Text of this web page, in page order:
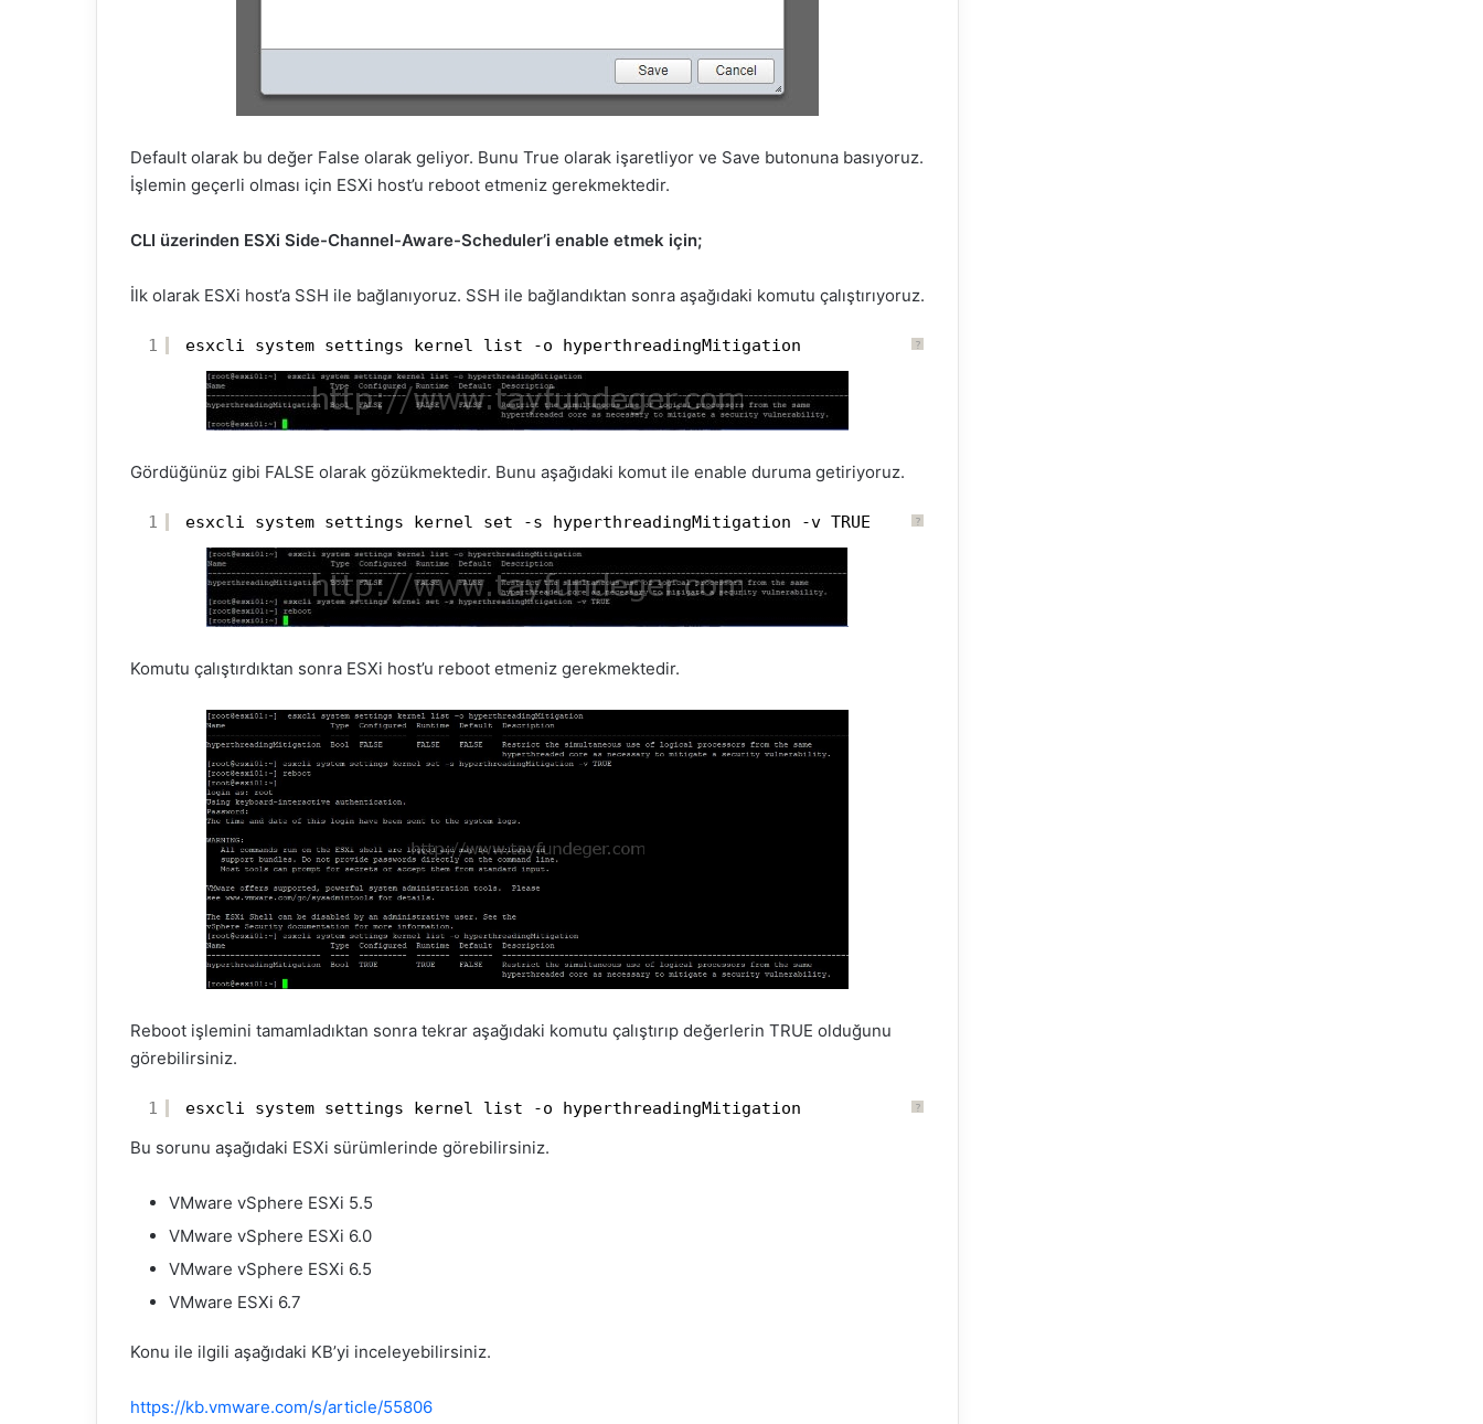
Default olarak bu değer False olarak geliyor. Bunu True olarak işaretliyor ve Save butonuna basıyoruz.
İşlemin geçerli olması için ESXi host’u reboot etmeniz gerekmektedir.
CLI üzerinden ESXi Side-Channel-Aware-Scheduler’i enable etmek için;
İlk olarak ESXi host’a SSH ile bağlanıyoruz. SSH ile bağlandıktan sonra aşağıdaki komutu çalıştırıyoruz.
?
1 esxcli system settings kernel list -o hyperthreadingMitigation
Gördüğünüz gibi FALSE olarak gözükmektedir. Bunu aşağıdaki komut ile enable duruma getiriyoruz.
?
1 esxcli system settings kernel set -s hyperthreadingMitigation -v TRUE
Komutu çalıştırdıktan sonra ESXi host’u reboot etmeniz gerekmektedir.
Reboot işlemini tamamladıktan sonra tekrar aşağıdaki komutu çalıştırıp değerlerin TRUE olduğunu
görebilirsiniz.
?
1 esxcli system settings kernel list -o hyperthreadingMitigation
Bu sorunu aşağıdaki ESXi sürümlerinde görebilirsiniz.
VMware vSphere ESXi 5.5
VMware vSphere ESXi 6.0
VMware vSphere ESXi 6.5
VMware ESXi 6.7
Konu ile ilgili aşağıdaki KB’yi inceleyebilirsiniz.
https://kb.vmware.com/s/article/55806